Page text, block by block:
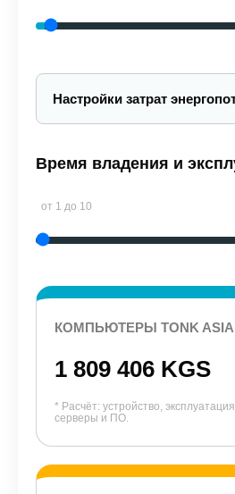
Настройки затрат
Время владения и
от 1 до 10
КОМПЬЮТЕРЫ TONK ASIA
1 809 406 KGS
* Расчёт: устройство,
серверы и ПО.